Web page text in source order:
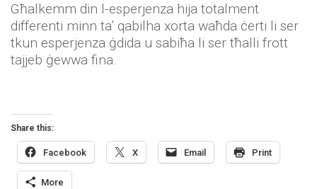
Għalkemm din l-esperjenza hija totalment
differenti minn ta’ qabilha xorta waħda ċerti li ser
tkun esperjenza ġdida u sabiħa li ser tħalli frott
tajjeb ġewwa fina.
Share this:
Facebook X Email Print
More